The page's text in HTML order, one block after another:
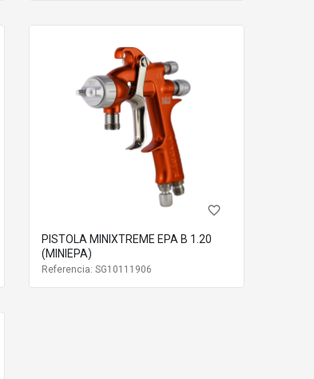
favorite_border
PISTOLA MINIXTREME EPA B 1.20
(MINIEPA)
Referencia: SG10111906